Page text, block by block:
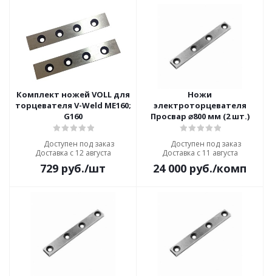
Комплект ножей VOLL для
торцевателя V-Weld ME160;
G160
Доступен под заказ
Доставка с 12 августа
729 руб./шт
Ножи
электроторцевателя
Просвар ⌀800 мм (2 шт.)
Доступен под заказ
Доставка с 11 августа
24 000 руб./комп